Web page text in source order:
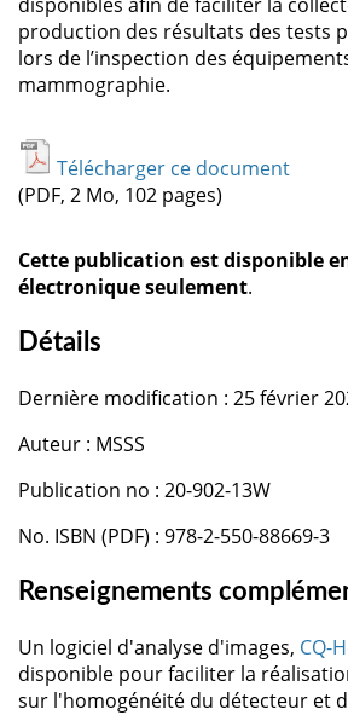
production des résultats des tests
lors de l’inspection des
mammographie.
Télécharger ce document
(PDF, 2 Mo, 102 pages)
Cette publication est disponible
électronique seulement.
Détails
Dernière modification : 25 février
Auteur : MSSS
Publication no : 20-902-13W
No. ISBN (PDF) : 978-2-550-88669-3
Renseignements
Un logiciel d'analyse d'images, CQ-
disponible pour faciliter la
sur l'homogénéité du détecteur et